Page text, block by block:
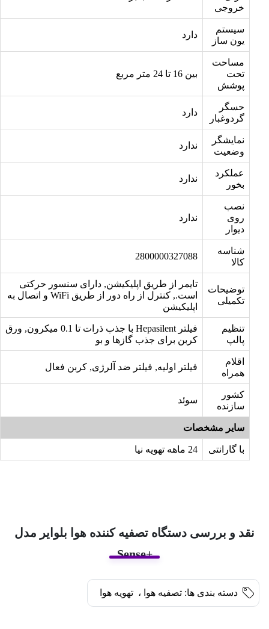
خروجی
سیستم
یون ساز
دارد
مساحت
تحت
پوشش
بین 16 تا 24 متر مربع
حسگر
گردوغبار
دارد
نمایشگر
وضعیت
ندارد
عملکرد
بخور
ندارد
نصب
روی
دیوار
ندارد
شناسه
کالا
2800000327088
توضیحات
تکمیلی
تایمر از طریق اپلیکیشن, دارای سنسور حرکتی
است., کنترل از راه دور از طریق WiFi و اتصال به
اپلیکیشن
تنظیم
پالپ
فیلتر Hepasilent با جذب ذرات تا 0.1 میکرون, ورق
کربن برای جذب گازها و بو
اقلام
همراه
فیلتر اولیه, فیلتر ضد آلرژی, کربن فعال
کشور
سازنده
سوئد
سایر مشخصات
با گارانتی 24 ماهه تهویه نیا
نقد و بررسی دستگاه تصفیه کننده هوا بلوایر مدل
+Sense
دسته بندی ها: تصفیه هوا تهویه هوا